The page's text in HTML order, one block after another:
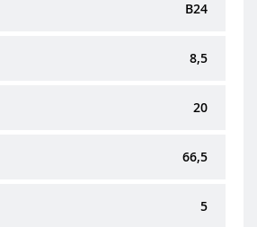
B24
8,5
20
66,5
5